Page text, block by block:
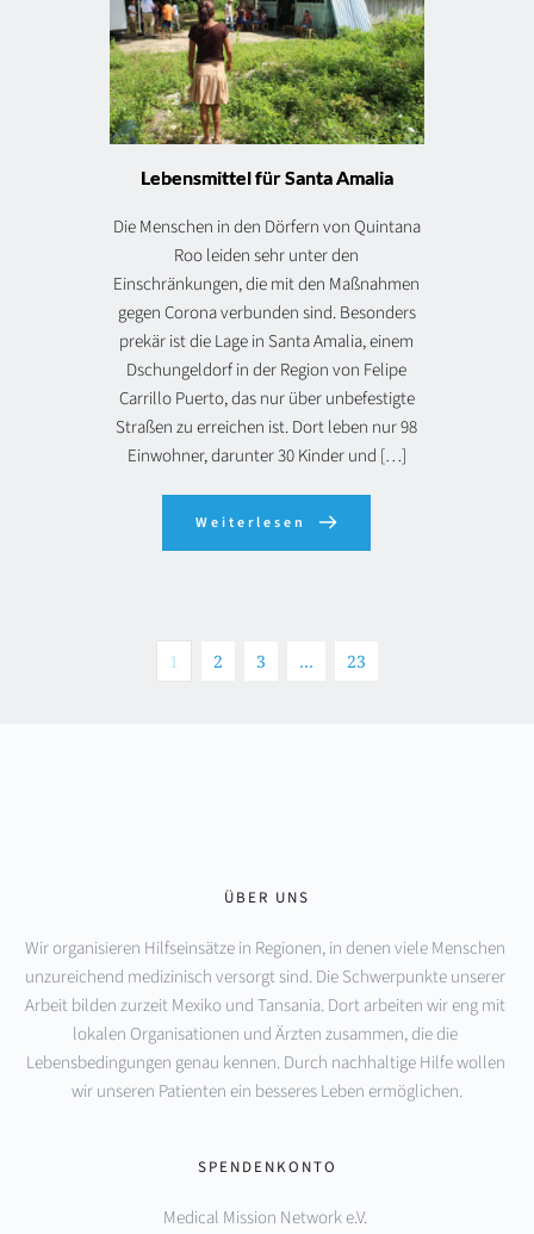
Lebensmittel für Santa Amalia
Die Menschen in den Dörfern von Quintana
Roo leiden sehr unter den
Einschränkungen, die mit den Maßnahmen
gegen Corona verbunden sind. Besonders
prekär ist die Lage in Santa Amalia, einem
Dschungeldorf in der Region von Felipe
Carrillo Puerto, das nur über unbefestigte
Straßen zu erreichen ist. Dort leben nur 98
Einwohner, darunter 30 Kinder und […]
Weiterlesen
1 2 3 … 23
ÜBER UNS
Wir organisieren Hilfseinsätze in Regionen, in denen viele Menschen
unzureichend medizinisch versorgt sind. Die Schwerpunkte unserer
Arbeit bilden zurzeit Mexiko und Tansania. Dort arbeiten wir eng mit
lokalen Organisationen und Ärzten zusammen, die die
Lebensbedingungen genau kennen. Durch nachhaltige Hilfe wollen
wir unseren Patienten ein besseres Leben ermöglichen.
SPENDENKONTO
Medical Mission Network e.V.